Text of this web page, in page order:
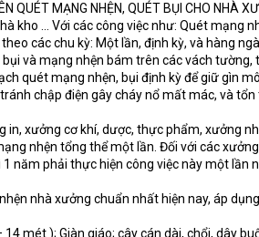
QUÉT MẠNG NHỆN, QUÉT BỤI CHO NHÀ
kho ... Với các công việc như: Quét mạng
các chu kỳ: Một lần, định kỳ, và hàng
và mạng nhện bám trên các vách tường,
quét mạng nhện, bụi định kỳ để giữ gìn
chập điện gây cháy nổ mất mác, và
in, xưởng cơ khí, dược, thực phẩm, xưởng
nhện tổng thể một lần. Đối với các
năm phải thực hiện công việc này một lần
nhà xưởng chuẩn nhất hiện nay, áp
mét ); Giàn giáo; cây cán dài, chổi, dây